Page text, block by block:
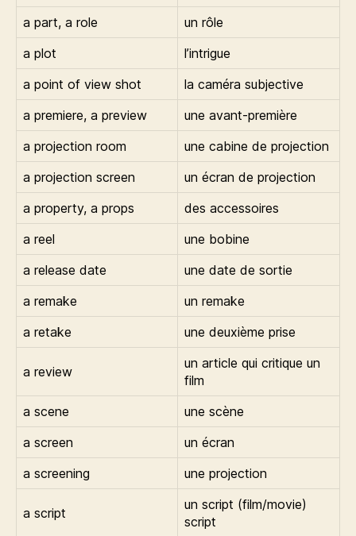
a part, a role
un rôle
a plot
l’intrigue
a point of view shot
la caméra subjective
a premiere, a preview
une avant-première
a projection room
une cabine de projection
a projection screen
un écran de projection
a property, a props
des accessoires
a reel
une bobine
a release date
une date de sortie
a remake
un remake
a retake
une deuxième prise
a review
un article qui critique un
film
a scene
une scène
a screen
un écran
a screening
une projection
a script
un script (film/movie)
script